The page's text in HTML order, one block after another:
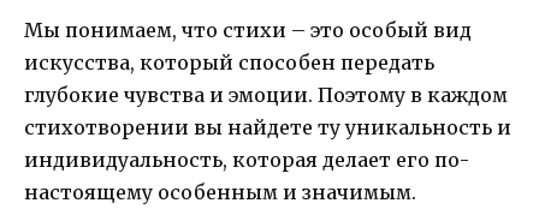
Мы понимаем, что стихи – это особый вид
искусства, который способен передать
глубокие чувства и эмоции. Поэтому в каждом
стихотворении вы найдете ту уникальность и
индивидуальность, которая делает его по-
настоящему особенным и значимым.